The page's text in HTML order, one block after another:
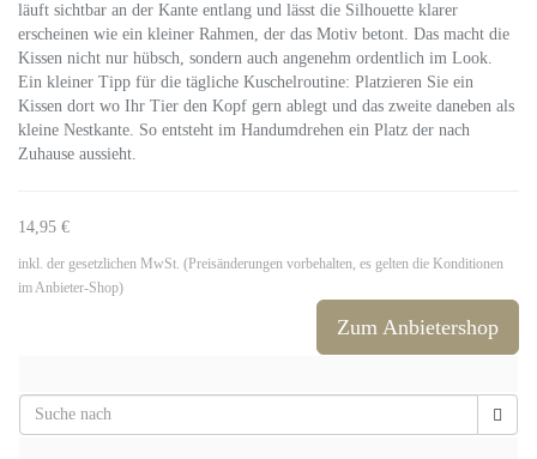
läuft sichtbar an der Kante entlang und lässt die Silhouette klarer
erscheinen wie ein kleiner Rahmen, der das Motiv betont. Das macht die
Kissen nicht nur hübsch, sondern auch angenehm ordentlich im Look.
Ein kleiner Tipp für die tägliche Kuschelroutine: Platzieren Sie ein
Kissen dort wo Ihr Tier den Kopf gern ablegt und das zweite daneben als
kleine Nestkante. So entsteht im Handumdrehen ein Platz der nach
Zuhause aussieht.
14,95 €
inkl. der gesetzlichen MwSt. (Preisänderungen vorbehalten, es gelten die Konditionen
im Anbieter-Shop)
Zum Anbietershop